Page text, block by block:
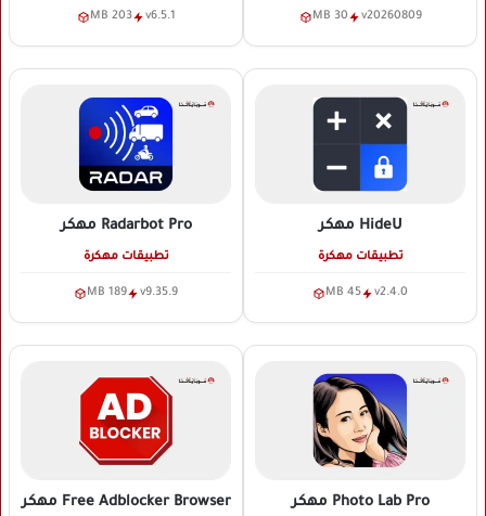
v20260809
30 MB
v6.5.1
203 MB
HideU مهكر
تطبيقات مهكرة
v2.4.0
45 MB
Radarbot Pro مهكر
تطبيقات مهكرة
v9.35.9
189 MB
Photo Lab Pro مهكر Free Adblocker Browser مهكر